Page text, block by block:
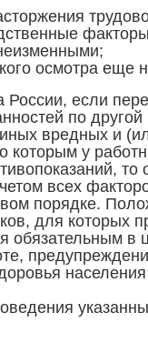
осмотра еще
если
по
вредных и
у
то
всех
порядке.
для которых
обязательным в